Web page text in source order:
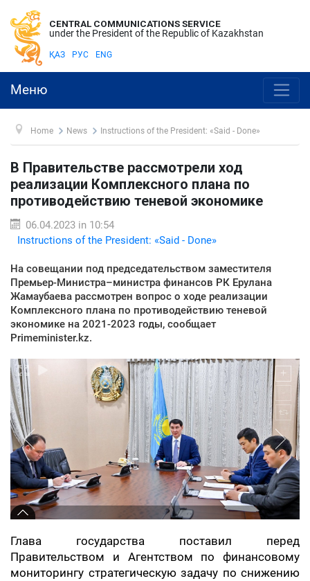
CENTRAL COMMUNICATIONS SERVICE
under the President of the Republic of Kazakhstan
ҚАЗ РУС ENG
Меню
Home News Instructions of the President: «Said - Done»
В Правительстве рассмотрели ход
реализации Комплексного плана по
противодействию теневой экономике
06.04.2023 in 10:54
Instructions of the President: «Said - Done»
На совещании под председательством заместителя
Премьер-Министра–министра финансов РК Ерулана
Жамаубаева рассмотрен вопрос о ходе реализации
Комплексного плана по противодействию теневой
экономике на 2021-2023 годы, сообщает
Primeminister.kz.
Глава государства поставил перед
Правительством и Агентством по финансовому
мониторингу стратегическую задачу по снижению